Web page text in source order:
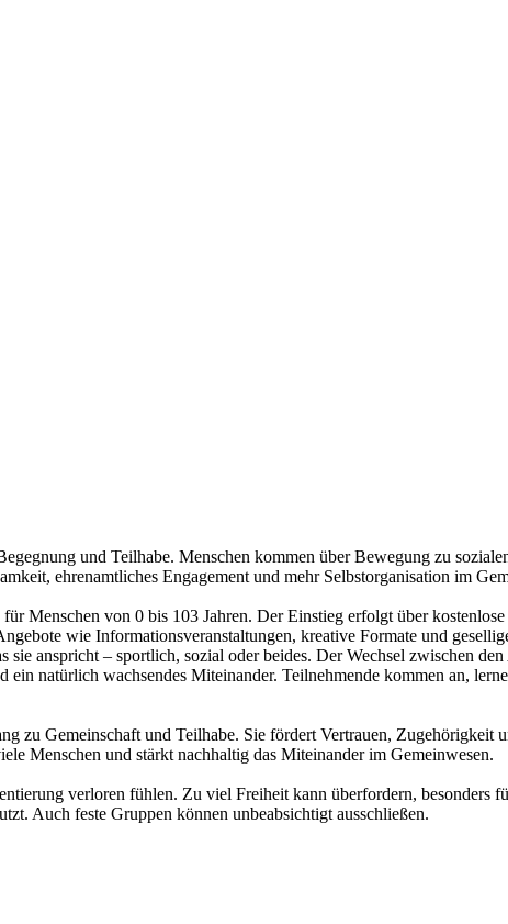
und Teilhabe. Menschen kommen über Bewegung zu
ehrenamtliches Engagement und mehr Selbstorganisation im
Menschen von 0 bis 103 Jahren. Der Einstieg erfolgt über
wie Informationsveranstaltungen, kreative Formate und
anspricht – sportlich, sozial oder beides. Der Wechsel zwischen
natürlich wachsendes Miteinander. Teilnehmende kommen an,
zu Gemeinschaft und Teilhabe. Sie fördert Vertrauen,
Menschen und stärkt nachhaltig das Miteinander im Gemeinwesen.
verloren fühlen. Zu viel Freiheit kann überfordern, besonders
Auch feste Gruppen können unbeabsichtigt ausschließen.